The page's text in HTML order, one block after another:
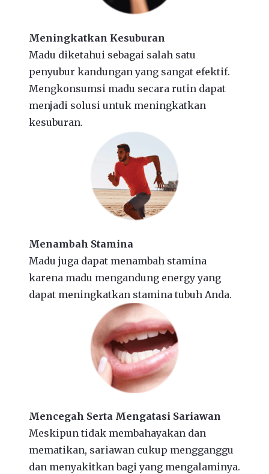
Meningkatkan Kesuburan
Madu diketahui sebagai salah satu
penyubur kandungan yang sangat efektif.
Mengkonsumsi madu secara rutin dapat
menjadi solusi untuk meningkatkan
kesuburan.
Menambah Stamina
Madu juga dapat menambah stamina
karena madu mengandung energy yang
dapat meningkatkan stamina tubuh Anda.
Mencegah Serta Mengatasi Sariawan
Meskipun tidak membahayakan dan
mematikan, sariawan cukup mengganggu
dan menyakitkan bagi yang mengalaminya.